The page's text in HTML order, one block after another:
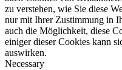
zu verstehen, wie Sie diese
nur mit Ihrer Zustimmung in
auch die Möglichkeit, diese
einiger dieser Cookies kann
auswirken.
Necessary